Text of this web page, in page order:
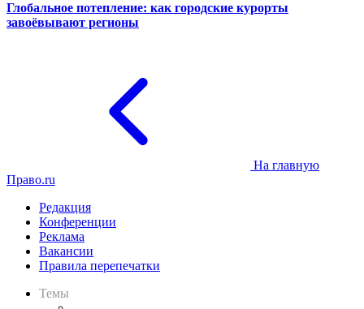
Глобальное потепление: как городские курорты
завоёвывают регионы
На главную
Право.ru
Редакция
Конференции
Реклама
Вакансии
Правила перепечатки
Темы